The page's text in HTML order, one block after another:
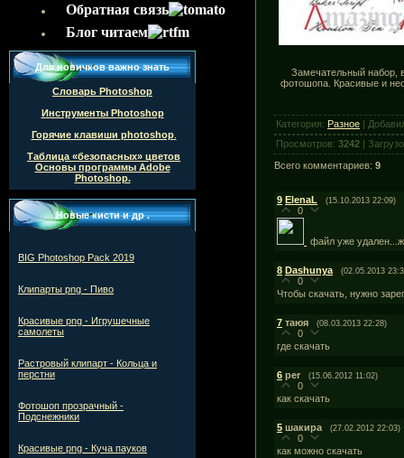
Обратная связь
Блог читаем
Для новичков важно знать
Словарь Photoshop
Инструменты Photoshop
Горячие клавиши photoshop.
Таблица «безопасных» цветов
Основы программы Adobe
Photoshop.
Новые кисти и др .
BIG Photoshop Pack 2019
Клипарты png - Пиво
Красивые png - Игрушечные
самолеты
Растровый клипарт - Кольца и
перстни
Фотошоп прозрачный -
Подснежники
Красивые png - Куча пауков
Замечательный набор,
фотошопа. Красивые и
Категория: Разное |
Просмотров: 3242 |
Всего комментариев: 9
9 ElenaL (15.10.2013 22:09)
0
файл уже
8 Dashunya (02.05.2013
0
Чтобы скачать, нужно
7 таюя (08.03.2013 22:28)
0
где скачать
6 per (15.06.2012 11:02)
0
как скачать
5 шакира (27.02.2012 22:03)
0
как можно скачать